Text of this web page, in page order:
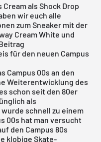
als Shock Drop
wir euch alle
zum Sneaker mit der
Cream White und
für den neuen Campus
Campus 00s an den
Weiterentwicklung des
schon seit den 80er
als
schnell zu einem
00s hat man versucht
den Campus 80s
klobige Skate-